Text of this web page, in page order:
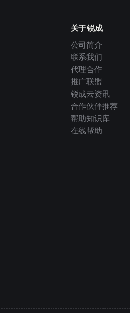
关于锐成
公司简介
联系我们
代理合作
推广联盟
锐成云资讯
合作伙伴推荐
帮助知识库
在线帮助